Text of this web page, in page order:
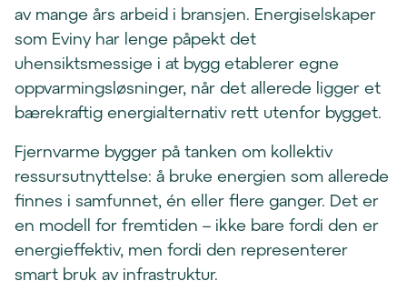
av mange års arbeid i bransjen. Energiselskaper
som Eviny har lenge påpekt det
uhensiktsmessige i at bygg etablerer egne
oppvarmingsløsninger, når det allerede ligger et
bærekraftig energialternativ rett utenfor bygget.
Fjernvarme bygger på tanken om kollektiv
ressursutnyttelse: å bruke energien som allerede
finnes i samfunnet, én eller flere ganger. Det er
en modell for fremtiden – ikke bare fordi den er
energieffektiv, men fordi den representerer
smart bruk av infrastruktur.